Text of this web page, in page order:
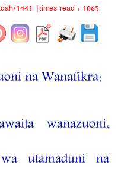
1441 |times read : 1065
na Wanafikra:
wanazuoni,
utamaduni na